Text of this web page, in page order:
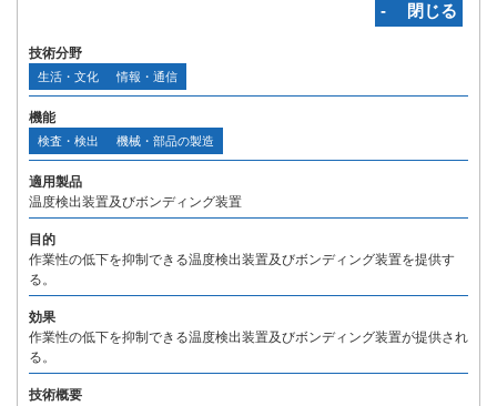
‐ 閉じる
技術分野
生活・文化 情報・通信
機能
検査・検出 機械・部品の製造
適用製品
温度検出装置及びボンディング装置
目的
作業性の低下を抑制できる温度検出装置及びボンディング装置を提供す
る。
効果
作業性の低下を抑制できる温度検出装置及びボンディング装置が提供され
る。
技術概要